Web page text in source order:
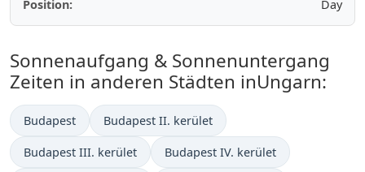
Position:
Day
Sonnenaufgang & Sonnenuntergang
Zeiten in anderen Städten inUngarn:
Budapest Budapest II. kerület
Budapest III. kerület Budapest IV. kerület